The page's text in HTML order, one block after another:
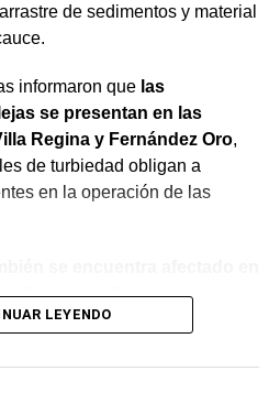
de sedimentos y material
informaron que las
se presentan en las
Regina y Fernández Oro,
de turbiedad obligan a
en la operación de las
y Balsa Las Perlas,
registrarse bajas de
de agua potable.
LEYENDO